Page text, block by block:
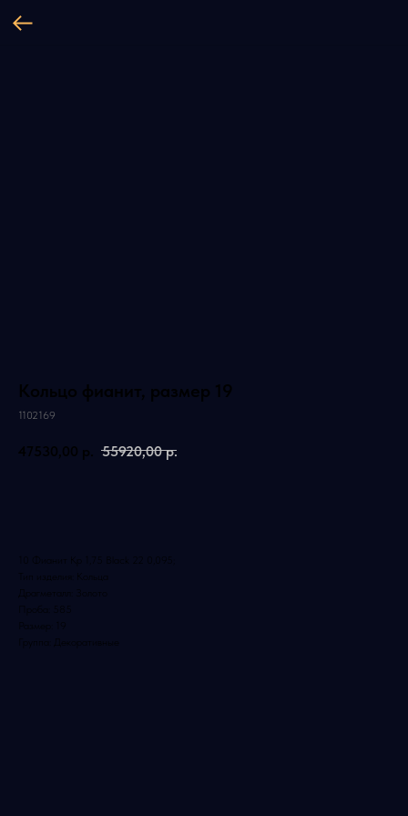
Кольцо фианит, размер 19
1102169
47530,00 р. 55920,00 р.
10 Фианит Кр 1,75 Black 22 0,095;
Тип изделия: Кольца
Драгметалл: Золото
Группа: Декоративные